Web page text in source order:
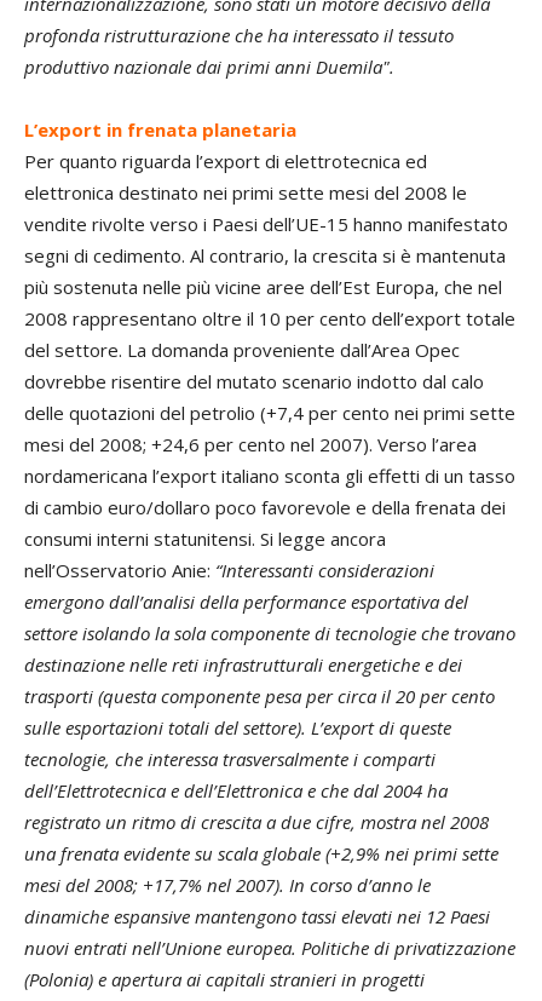
profonda ristrutturazione che ha interessato il tessuto
produttivo nazionale dai primi anni Duemila".
L’export in frenata planetaria
Per quanto riguarda l’export di elettrotecnica ed
elettronica destinato nei primi sette mesi del 2008 le
vendite rivolte verso i Paesi dell’UE-15 hanno manifestato
segni di cedimento. Al contrario, la crescita si è mantenuta
più sostenuta nelle più vicine aree dell’Est Europa, che nel
2008 rappresentano oltre il 10 per cento dell’export totale
del settore. La domanda proveniente dall’Area Opec
dovrebbe risentire del mutato scenario indotto dal calo
delle quotazioni del petrolio (+7,4 per cento nei primi sette
mesi del 2008; +24,6 per cento nel 2007). Verso l’area
nordamericana l’export italiano sconta gli effetti di un tasso
di cambio euro/dollaro poco favorevole e della frenata dei
consumi interni statunitensi. Si legge ancora
nell’Osservatorio Anie: “Interessanti considerazioni
emergono dall’analisi della performance esportativa del
settore isolando la sola componente di tecnologie che trovano
destinazione nelle reti infrastrutturali energetiche e dei
trasporti (questa componente pesa per circa il 20 per cento
sulle esportazioni totali del settore). L’export di queste
tecnologie, che interessa trasversalmente i comparti
dell’Elettrotecnica e dell’Elettronica e che dal 2004 ha
registrato un ritmo di crescita a due cifre, mostra nel 2008
una frenata evidente su scala globale (+2,9% nei primi sette
mesi del 2008; +17,7% nel 2007). In corso d’anno le
dinamiche espansive mantengono tassi elevati nei 12 Paesi
nuovi entrati nell’Unione europea. Politiche di privatizzazione
(Polonia) e apertura ai capitali stranieri in progetti